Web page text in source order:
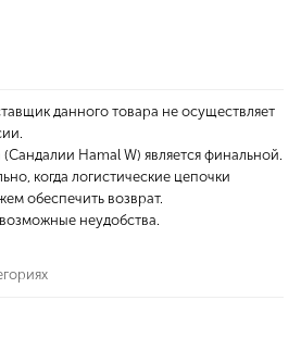
данного товара не осуществляет
Hamal W) является финальной.
когда логистические цепочки
обеспечить возврат.
неудобства.